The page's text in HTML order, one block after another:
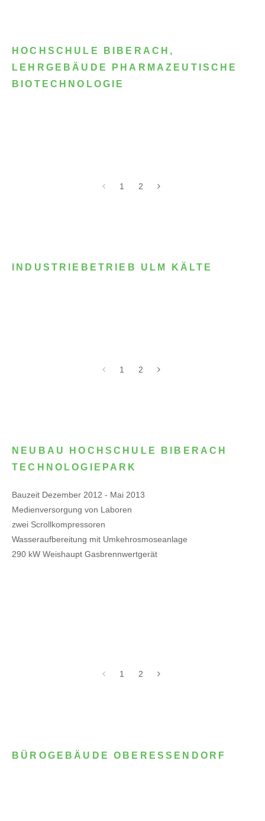
HOCHSCHULE BIBERACH,
LEHRGEBÄUDE PHARMAZEUTISCHE
BIOTECHNOLOGIE
1 2
INDUSTRIEBETRIEB ULM KÄLTE
1 2
NEUBAU HOCHSCHULE BIBERACH
TECHNOLOGIEPARK
Bauzeit Dezember 2012 - Mai 2013
Medienversorgung von Laboren
zwei Scrollkompressoren
Wasseraufbereitung mit Umkehrosmoseanlage
290 kW Weishaupt Gasbrennwertgerät
1 2
BÜROGEBÄUDE OBERESSENDORF